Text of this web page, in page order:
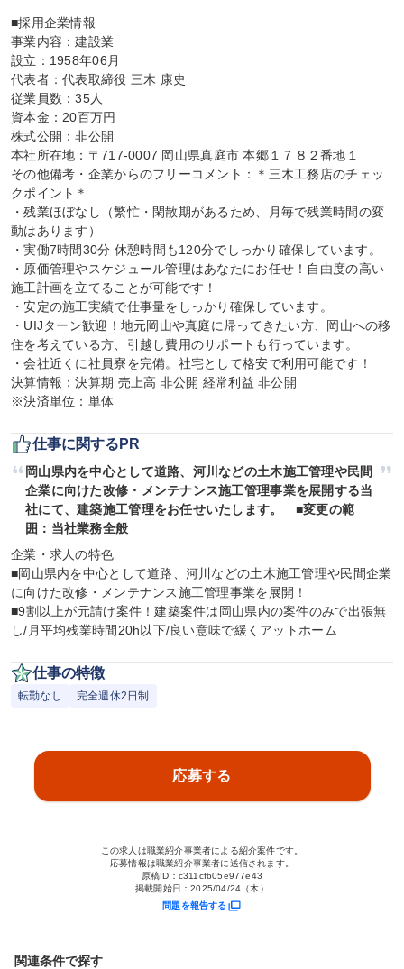
■採用企業情報
事業内容：建設業
設立：1958年06月
代表者：代表取締役 三木 康史
従業員数：35人
資本金：20百万円
株式公開：非公開
本社所在地：〒717-0007 岡山県真庭市 本郷１７８２番地１
その他備考・企業からのフリーコメント：＊三木工務店のチェッ
クポイント＊
・残業ほぼなし（繁忙・閑散期があるため、月毎で残業時間の変
動はあります）
・実働7時間30分 休憩時間も120分でしっかり確保しています。
・原価管理やスケジュール管理はあなたにお任せ！自由度の高い
施工計画を立てることが可能です！
・安定の施工実績で仕事量をしっかり確保しています。
・UIJターン歓迎！地元岡山や真庭に帰ってきたい方、岡山への移
住を考えている方、引越し費用のサポートも行っています。
・会社近くに社員寮を完備。社宅として格安で利用可能です！
決算情報：決算期 売上高 非公開 経常利益 非公開
※決済単位：単体
仕事に関するPR
岡山県内を中心として道路、河川などの土木施工管理や民間
企業に向けた改修・メンテナンス施工管理事業を展開する当
社にて、建築施工管理をお任せいたします。　■変更の範
囲：当社業務全般
企業・求人の特色
■岡山県内を中心として道路、河川などの土木施工管理や民間企業
に向けた改修・メンテナンス施工管理事業を展開！
■9割以上が元請け案件！建築案件は岡山県内の案件のみで出張無
し/月平均残業時間20h以下/良い意味で緩くアットホーム
仕事の特徴
転勤なし 完全週休2日制
応募する
この求人は職業紹介事業者による紹介案件です。
応募情報は職業紹介事業者に送信されます。
原稿ID： c311cfb05e977e43
掲載開始日：2025/04/24（木）
問題を報告する
関連条件で探す